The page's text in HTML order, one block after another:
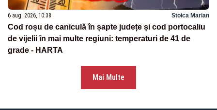
6 aug. 2026, 10:38 Stoica Marian
Cod roșu de caniculă în șapte județe și cod portocaliu
de vijelii în mai multe regiuni: temperaturi de 41 de
grade - HARTA
Mai Multe